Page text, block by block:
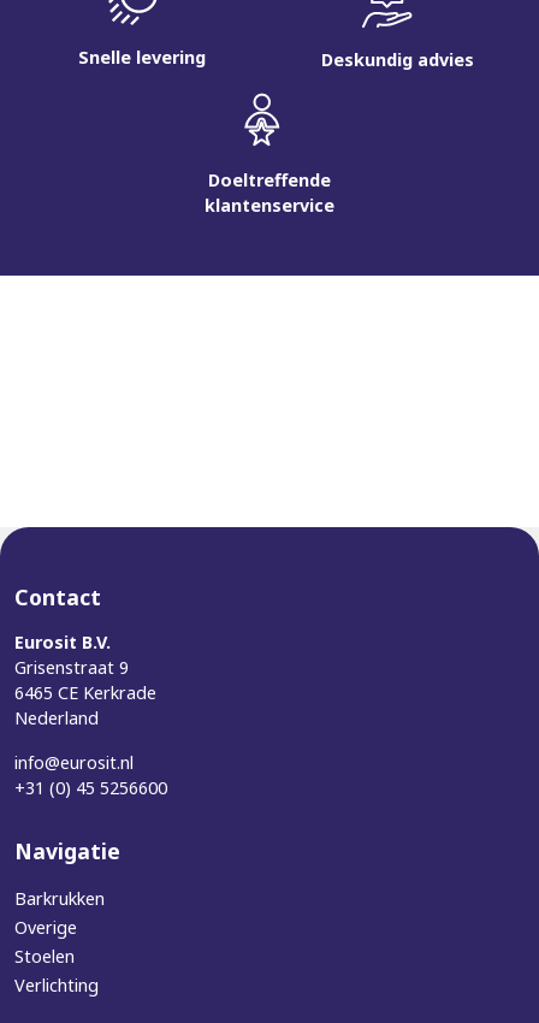
Snelle levering Deskundig advies
Doeltreffende
klantenservice
Contact
Eurosit B.V.
Grisenstraat 9
6465 CE Kerkrade
Nederland
info@eurosit.nl
+31 (0) 45 5256600
Navigatie
Barkrukken
Overige
Stoelen
Verlichting